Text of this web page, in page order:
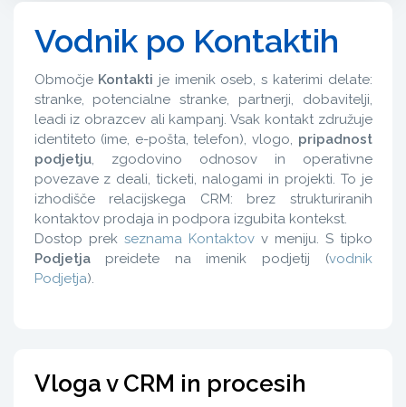
Vodnik po Kontaktih
Območje Kontakti je imenik oseb, s katerimi delate:
stranke, potencialne stranke, partnerji, dobavitelji,
leadi iz obrazcev ali kampanj. Vsak kontakt združuje
identiteto (ime, e-pošta, telefon), vlogo, pripadnost
podjetju, zgodovino odnosov in operativne
povezave z deali, ticketi, nalogami in projekti. To je
izhodišče relacijskega CRM: brez strukturiranih
kontaktov prodaja in podpora izgubita kontekst.
Dostop prek seznama Kontaktovv meniju. S tipko
Podjetjapreidete na imenik podjetij (vodnik
Podjetja).
Vloga v CRM in procesih